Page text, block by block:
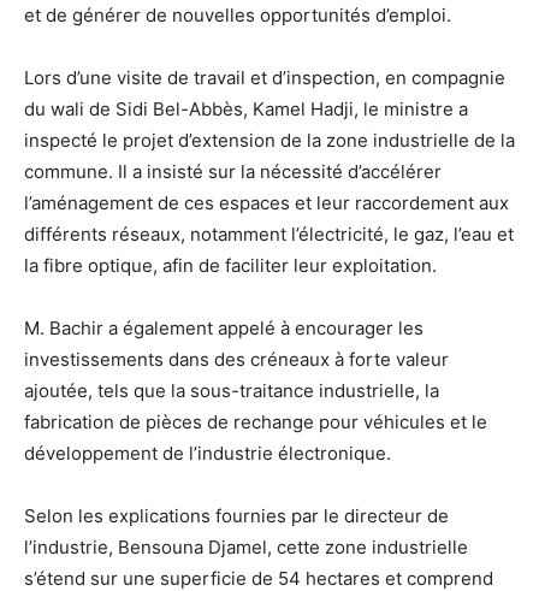
et de générer de nouvelles opportunités d’emploi.
Lors d’une visite de travail et d’inspection, en compagnie
du wali de Sidi Bel-Abbès, Kamel Hadji, le ministre a
inspecté le projet d’extension de la zone industrielle de la
commune. Il a insisté sur la nécessité d’accélérer
l’aménagement de ces espaces et leur raccordement aux
différents réseaux, notamment l’électricité, le gaz, l’eau et
la fibre optique, afin de faciliter leur exploitation.
M. Bachir a également appelé à encourager les
investissements dans des créneaux à forte valeur
ajoutée, tels que la sous-traitance industrielle, la
fabrication de pièces de rechange pour véhicules et le
développement de l’industrie électronique.
Selon les explications fournies par le directeur de
l’industrie, Bensouna Djamel, cette zone industrielle
s’étend sur une superficie de 54 hectares et comprend